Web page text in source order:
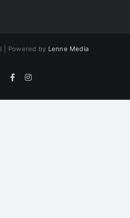
| Powered by Lenne Media
FacebookInstagram